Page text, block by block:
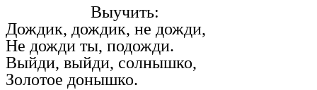
Выучить:
Дождик, дождик, не дожди,
Не дожди ты, подожди.
Выйди, выйди, солнышко,
Золотое донышко.